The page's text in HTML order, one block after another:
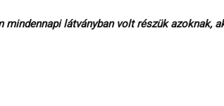
mindennapi látványban volt részük azoknak,